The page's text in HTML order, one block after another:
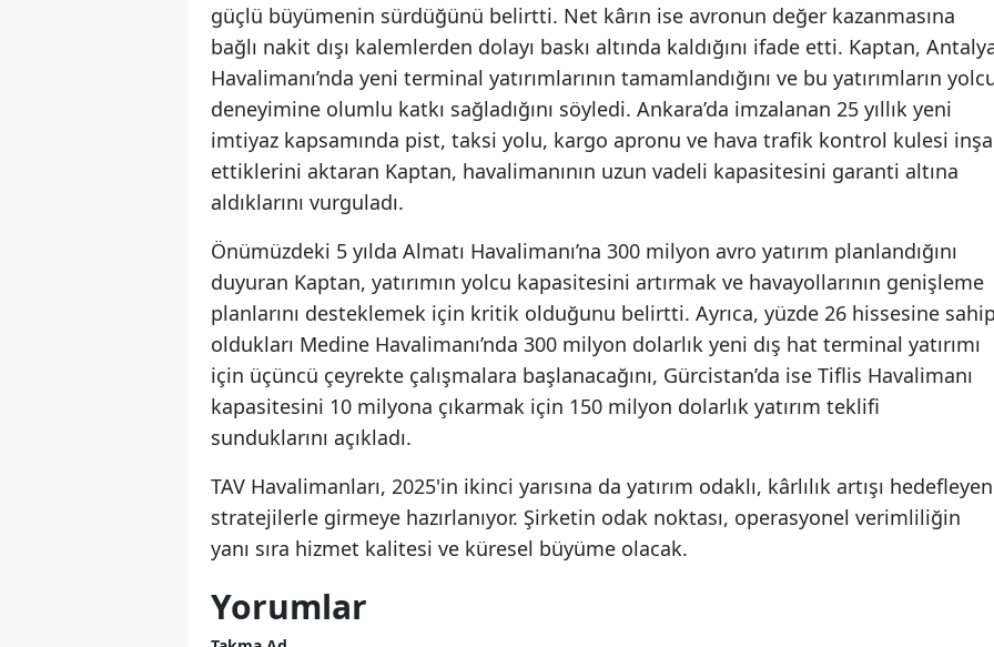
güçlü büyümenin sürdüğünü belirtti. Net kârın ise avronun değer kazanmasına
bağlı nakit dışı kalemlerden dolayı baskı altında kaldığını ifade etti. Kaptan,
Havalimanı’nda yeni terminal yatırımlarının tamamlandığını ve bu yatırımların
deneyimine olumlu katkı sağladığını söyledi. Ankara’da imzalanan 25 yıllık yeni
imtiyaz kapsamında pist, taksi yolu, kargo apronu ve hava trafik kontrol kulesi inşa
ettiklerini aktaran Kaptan, havalimanının uzun vadeli kapasitesini garanti altına
aldıklarını vurguladı.
Önümüzdeki 5 yılda Almatı Havalimanı’na 300 milyon avro yatırım planlandığını
duyuran Kaptan, yatırımın yolcu kapasitesini artırmak ve havayollarının genişleme
planlarını desteklemek için kritik olduğunu belirtti. Ayrıca, yüzde 26 hissesine
oldukları Medine Havalimanı’nda 300 milyon dolarlık yeni dış hat terminal yatırımı
için üçüncü çeyrekte çalışmalara başlanacağını, Gürcistan’da ise Tiflis Havalimanı
kapasitesini 10 milyona çıkarmak için 150 milyon dolarlık yatırım teklifi
sunduklarını açıkladı.
TAV Havalimanları, 2025'in ikinci yarısına da yatırım odaklı, kârlılık artışı hedefleyen
stratejilerle girmeye hazırlanıyor. Şirketin odak noktası, operasyonel verimliliğin
yanı sıra hizmet kalitesi ve küresel büyüme olacak.
Yorumlar